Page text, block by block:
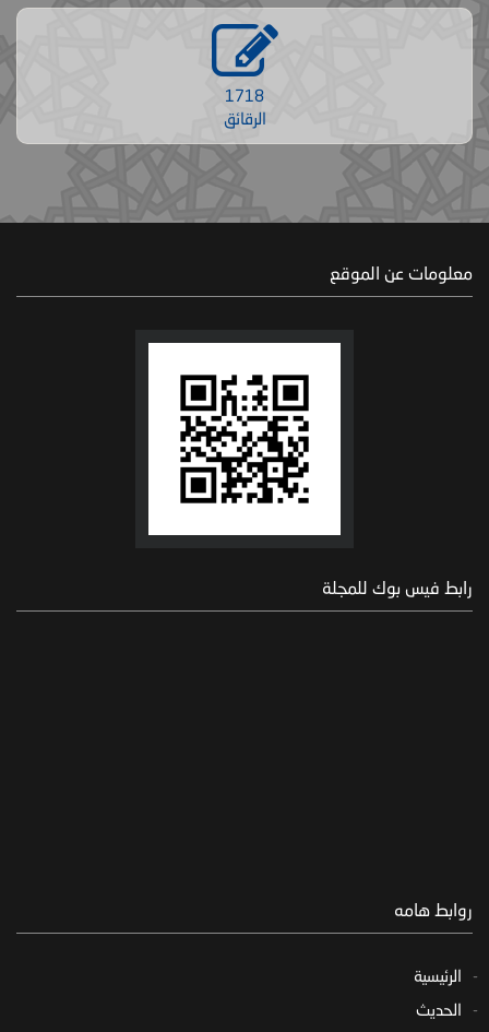
1718
الرقائق
معلومات عن الموقع
رابط فيس بوك للمجلة
روابط هامه
الرئيسية
الحديث